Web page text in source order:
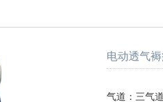
电动透气
气道：三气道